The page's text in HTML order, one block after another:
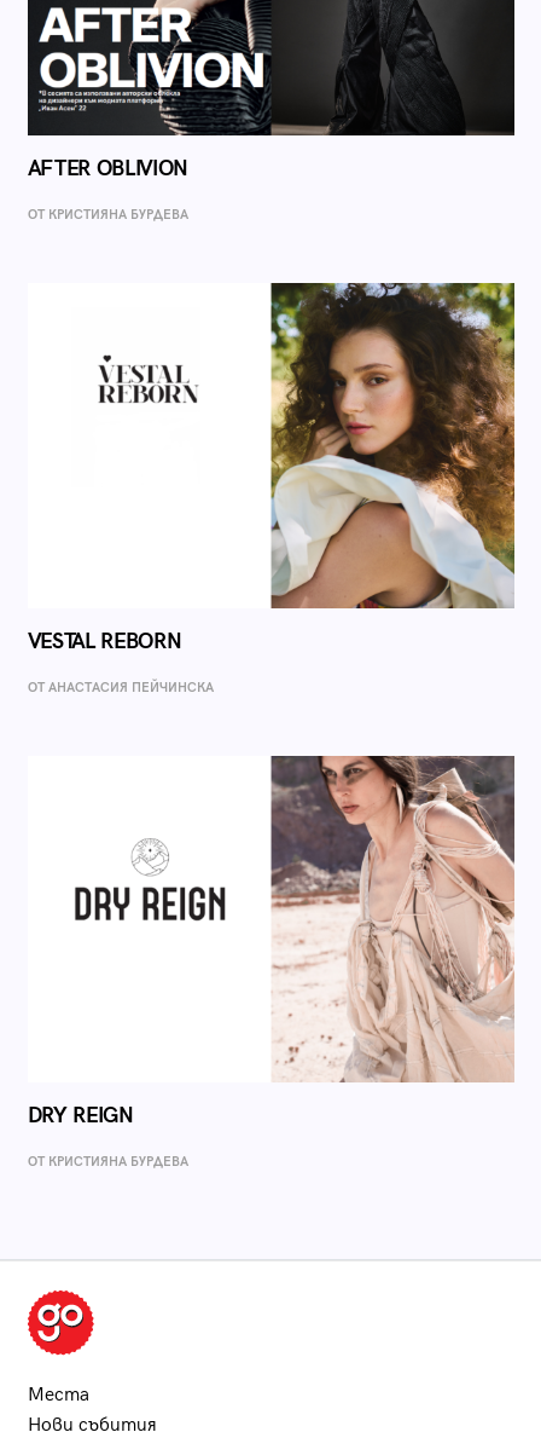
AFTER OBLIVION
ОТ КРИСТИЯНА БУРДЕВА
VESTAL REBORN
ОТ AНАСТАСИЯ ПЕЙЧИНСКА
DRY REIGN
ОТ КРИСТИЯНА БУРДЕВА
Места
Нови събития